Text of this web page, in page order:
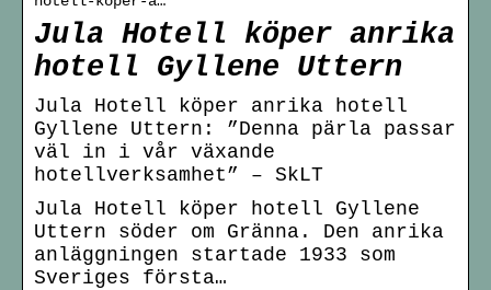
Jula Hotell köper anrika
hotell Gyllene Uttern
Jula Hotell köper anrika hotell
Gyllene Uttern: ”Denna pärla passar
väl in i vår växande
hotellverksamhet” – SkLT
Jula Hotell köper hotell Gyllene
Uttern söder om Gränna. Den anrika
anläggningen startade 1933 som
Sveriges första…